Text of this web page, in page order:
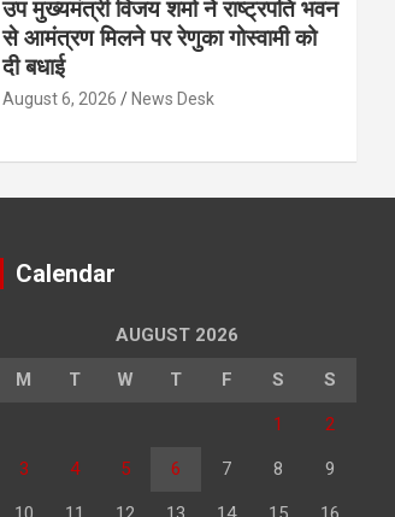
उप मुख्यमंत्री विजय शर्मा ने राष्ट्रपति भवन
से आमंत्रण मिलने पर रेणुका गोस्वामी को
दी बधाई
August 6, 2026 News Desk
Calendar
AUGUST 2026
M T W T F S S
1 2
3 4 5 6 7 8 9